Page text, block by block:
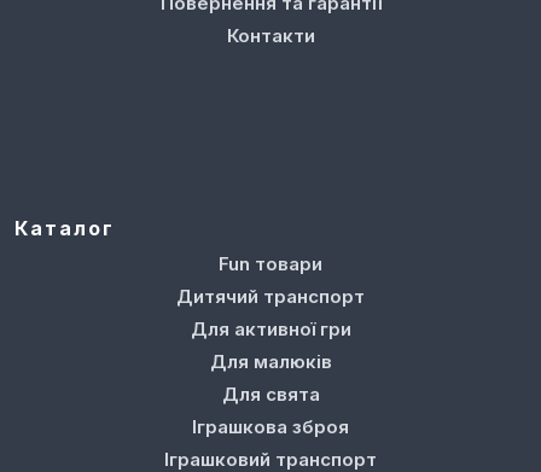
Контакти
Каталог
Fun товари
Дитячий транспорт
Для активної гри
Для малюків
Для свята
Іграшкова зброя
Іграшковий транспорт